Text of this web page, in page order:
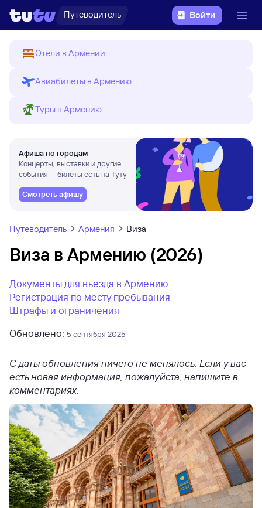
Путеводитель Войти
Отели в Армении
Авиабилеты в Армению
Туры в Армению
Афиша по городам
Концерты, выставки и другие
события — билеты есть на Туту
Смотреть афишу
Путеводитель Армения Виза
Виза в Армению (2026)
Документы для въезда в Армению
Регистрация по месту пребывания
Штрафы и ограничения
Обновлено: 5 сентября 2025
С даты обновления ничего не менялось. Если у вас
есть новая информация, пожалуйста, напишите в
комментариях.